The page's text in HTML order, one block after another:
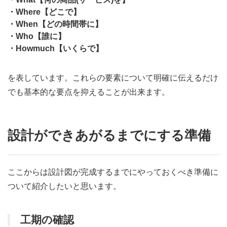
・Where【どこで】
・When【どの時間帯に】
・Who【誰に】
・Howmuch【いくらで】
を表しています。これらの要素について明確に伝えるだけ
でも基本的な要点を抑えることが出来ます。
設計ができあがるまでにする準備
ここからは設計図が完成するまでにやっておくべき準備に
ついて紹介したいと思います。
工期の確認